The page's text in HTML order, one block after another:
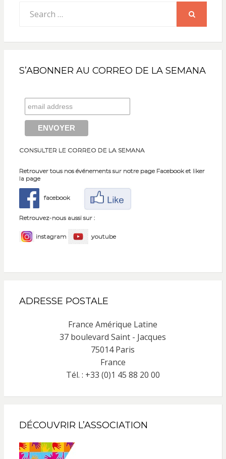
for:
S’ABONNER AU CORREO DE LA SEMANA
CONSULTER LE CORREO DE LA SEMANA
Retrouver tous nos événements sur notre page Facebook et liker
la page
facebook
Retrouvez-nous aussi sur :
instagram youtube
ADRESSE POSTALE
France Amérique Latine
37 boulevard Saint - Jacques
75014 Paris
France
Tél. : +33 (0)1 45 88 20 00
DÉCOUVRIR L’ASSOCIATION